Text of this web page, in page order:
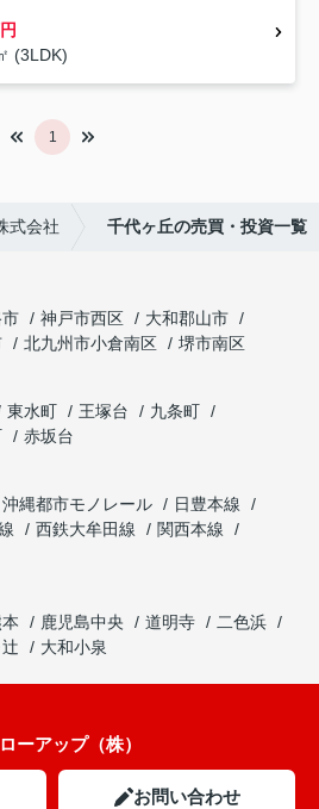
(3LDK)
1
式会社 千代ヶ丘の売買・投資一覧
神戸市西区
大和郡山市
北九州市小倉南区
堺市南区
東水町 王塚台
九条町
赤坂台
沖縄都市モノレール
日豊本線
西鉄大牟田線
関西本線
鹿児島中央 道明寺
二色浜
大和小泉
ーアップ（株）
お問い合わせ